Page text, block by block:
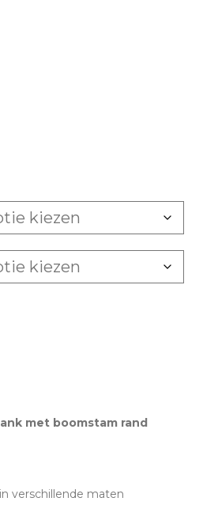
met boomstam rand
verschillende maten